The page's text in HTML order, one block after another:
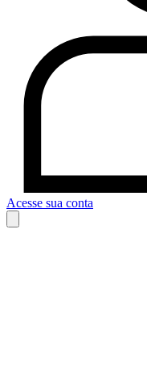
Acesse sua conta